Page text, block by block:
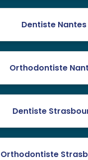
Dentiste Nantes
Orthodontiste
Dentiste
Orthodontiste